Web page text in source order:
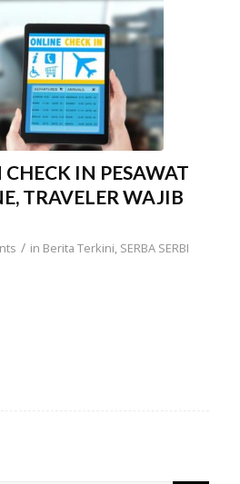
IN PESAWAT
TRAVELER WAJIB
/ in Berita Terkini, SERBA SERBI